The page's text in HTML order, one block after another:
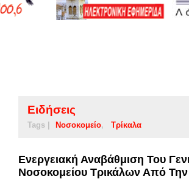
Ειδήσεις
Tags | Νοσοκομείο Τρίκαλα
Ενεργειακή Αναβάθμιση Του
Νοσοκομείου Τρικάλων Από Την